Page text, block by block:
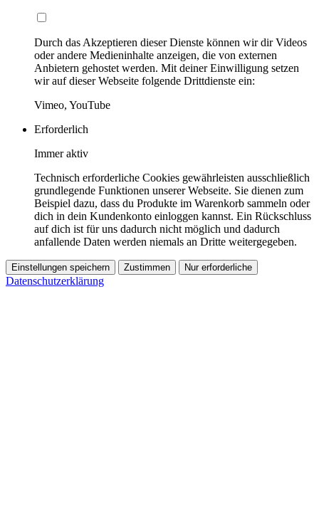
Durch das Akzeptieren dieser Dienste können wir dir Videos
oder andere Medieninhalte anzeigen, die von externen
Anbietern gehostet werden. Mit deiner Einwilligung setzen
wir auf dieser Webseite folgende Drittdienste ein:
Vimeo, YouTube
Erforderlich
Immer aktiv
Technisch erforderliche Cookies gewährleisten ausschließlich
grundlegende Funktionen unserer Webseite. Sie dienen zum
Beispiel dazu, dass du Produkte im Warenkorb sammeln oder
dich in dein Kundenkonto einloggen kannst. Ein Rückschluss
auf dich ist für uns dadurch nicht möglich und dadurch
anfallende Daten werden niemals an Dritte weitergegeben.
Einstellungen speichern Zustimmen Nur erforderliche
Datenschutzerklärung